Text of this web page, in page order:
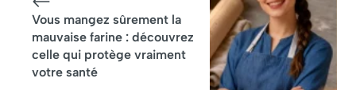
(prêts en 15 min
chrono)
Vous mangez sûrement la
mauvaise farine : découvrez
celle qui protège vraiment
votre santé